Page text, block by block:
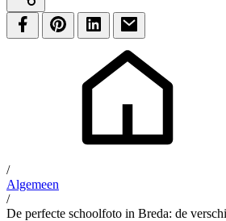
/
Algemeen
/
De perfecte schoolfoto in Breda: de